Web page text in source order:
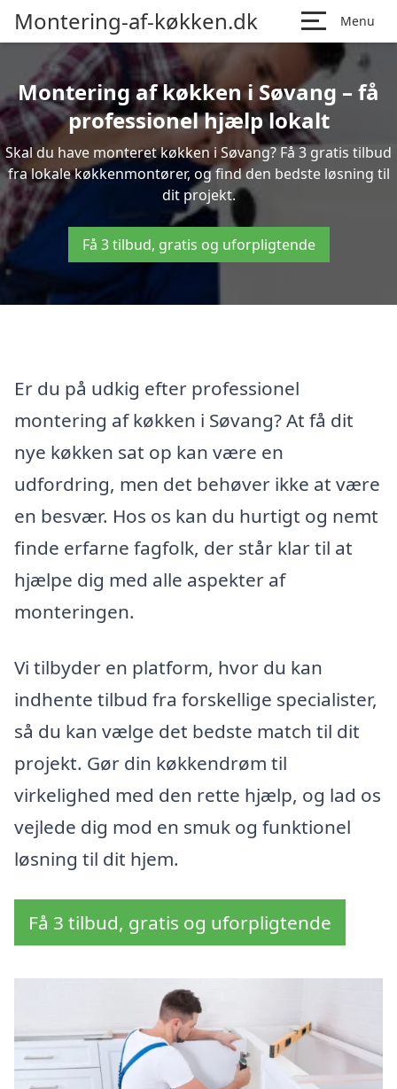
Montering-af-køkken.dk Menu
Montering af køkken i Søvang – få
professionel hjælp lokalt
Skal du have monteret køkken i Søvang? Få 3 gratis tilbud
fra lokale køkkenmontører, og find den bedste løsning til
dit projekt.
Få 3 tilbud, gratis og uforpligtende
Er du på udkig efter professionel
montering af køkken i Søvang? At få dit
nye køkken sat op kan være en
udfordring, men det behøver ikke at være
en besvær. Hos os kan du hurtigt og nemt
finde erfarne fagfolk, der står klar til at
hjælpe dig med alle aspekter af
monteringen.
Vi tilbyder en platform, hvor du kan
indhente tilbud fra forskellige specialister,
så du kan vælge det bedste match til dit
projekt. Gør din køkkendrøm til
virkelighed med den rette hjælp, og lad os
vejlede dig mod en smuk og funktionel
løsning til dit hjem.
Få 3 tilbud, gratis og uforpligtende